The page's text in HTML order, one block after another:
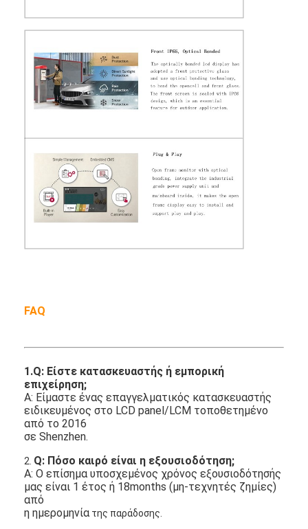
FAQ
1.Q: Είστε κατασκευαστής ή εμπορική
επιχείρηση;
Α: Είμαστε ένας επαγγελματικός κατασκευαστής
ειδικευμένος στο LCD panel/LCM τοποθετημένο
από το 2016
σε Shenzhen.
2. Q: Πόσο καιρό είναι η εξουσιοδότηση;
Α: Ο επίσημα υποσχεμένος χρόνος εξουσιοδότησής
μας είναι 1 έτος ή 18months (μη-τεχνητές ζημίες)
από
η ημερομηνία της παράδοσης.